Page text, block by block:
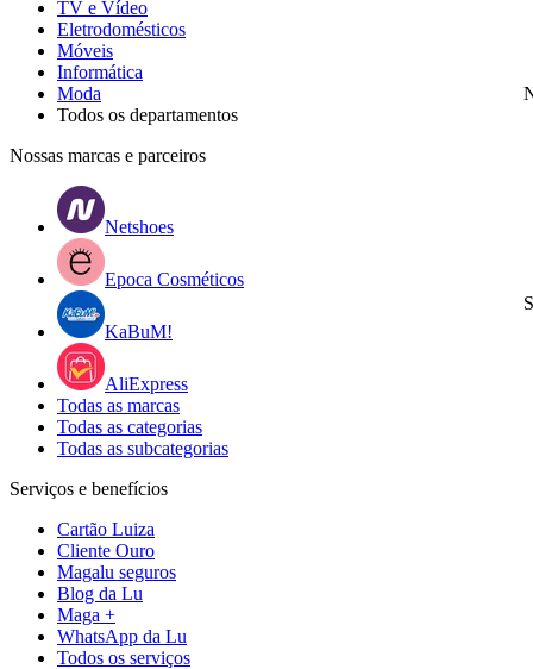
TV e Vídeo
Eletrodomésticos
Móveis
Informática
Moda
Todos os departamentos
Nossas marcas e parceiros
Netshoes
Epoca Cosméticos
KaBuM!
AliExpress
Todas as marcas
Todas as categorias
Todas as subcategorias
Serviços e benefícios
Cartão Luiza
Cliente Ouro
Magalu seguros
Blog da Lu
Maga +
WhatsApp da Lu
Todos os serviços